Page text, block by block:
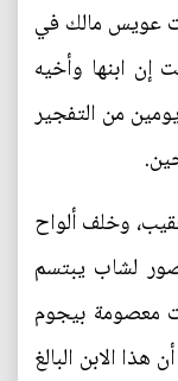
عويس مالك في
ابنها وأخيه
من التفجير
وخلف ألواح
لشاب يبتسم
معصومة بيجوم
الابن البالغ